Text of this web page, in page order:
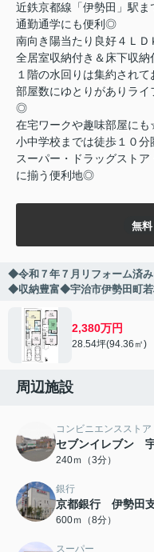
近鉄京都線「伊勢田」駅ま
通勤通学にも便利◎
南向き陽当たり良好４ＬＤ
全居室収納付き＆床下収
１階の水回りは集約され
部屋数にゆとりがありラ
◎
在宅ワークや趣味部屋に
小中学校までは徒歩１０分
スーパー・ドラッグスト
に揃う便利地◎
無料
◆令和７年７月リフォーム済
◆収納豊富◆宇治市伊勢田町若
2,380万円
28.54坪(94.36㎡)
周辺施設
コンビニエンスストア
セブンイレブン
240ｍ（3分）
銀行
京都銀行 伊勢田
600ｍ（8分）
スーパー